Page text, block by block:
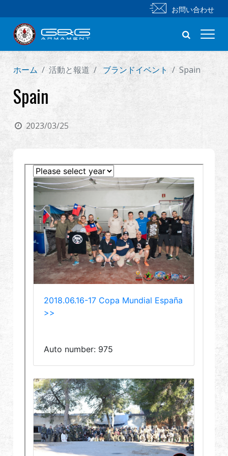
新製品
小銃
拳銃
射撃訓練シリーズ
グローバル販売
サポート
繁體中文 English (US)
Français 日本語
お問い合わせ
ホーム 活動と報道 ブランドイベント Spain
Spain
2023/03/25